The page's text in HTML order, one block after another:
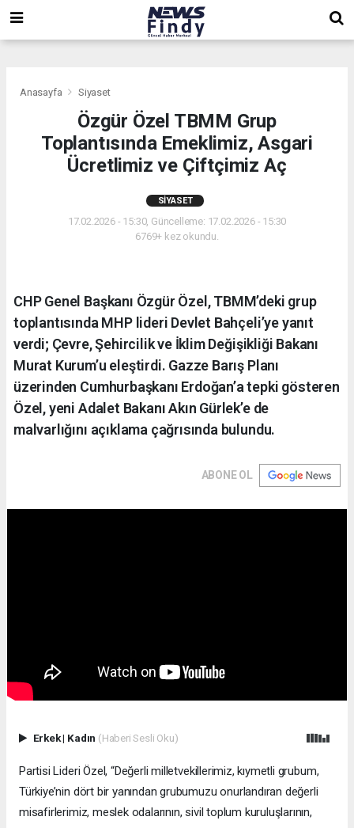
Anasayfa Siyaset
Özgür Özel TBMM Grup
Toplantısında Emeklimiz, Asgari
Ücretlimiz ve Çiftçimiz Aç
SIYASET
17.02.2026 - 15:30, Güncelleme: 17.02.2026 - 15:30
6769+ kez okundu.
CHP Genel Başkanı Özgür Özel, TBMM’deki grup
toplantısında MHP lideri Devlet Bahçeli’ye yanıt
verdi; Çevre, Şehircilik ve İklim Değişikliği Bakanı
Murat Kurum’u eleştirdi. Gazze Barış Planı
üzerinden Cumhurbaşkanı Erdoğan’a tepki gösteren
Özel, yeni Adalet Bakanı Akın Gürlek’e de
malvarlığını açıklama çağrısında bulundu.
ABONE OL
Erkek| Kadın (Haberi Sesli Oku)
Partisi Lideri Özel, “Değerli milletvekillerimiz, kıymetli grubum,
Türkiye’nin dört bir yanından grubumuzu onurlandıran değerli
misafirlerimiz, meslek odalarının, sivil toplum kuruluşlarının,